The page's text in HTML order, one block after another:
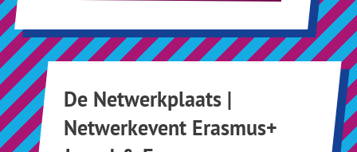
De Netwerkplaats |
Netwerkevent Erasmus+